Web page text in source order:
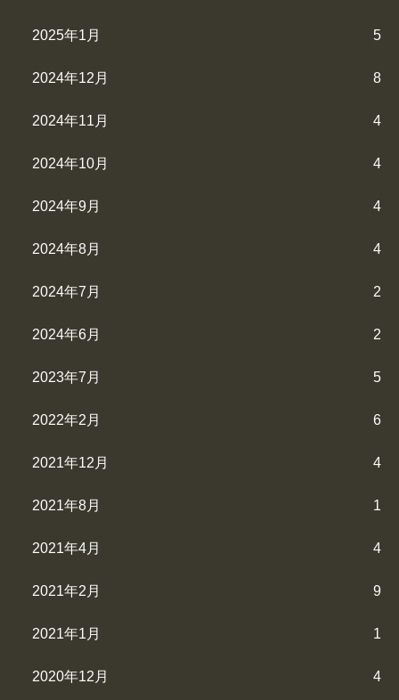
2025年1月 5
2024年12月 8
2024年11月 4
2024年10月 4
2024年9月 4
2024年8月 4
2024年7月 2
2024年6月 2
2023年7月 5
2022年2月 6
2021年12月 4
2021年8月 1
2021年4月 4
2021年2月 9
2021年1月 1
2020年12月 4